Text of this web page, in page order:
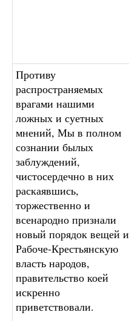
Противу
распространяемых
врагами нашими
ложных и суетных
мнений, Мы в полном
сознании былых
заблуждений,
чистосердечно в них
раскаявшись,
торжественно и
всенародно признали
новый порядок вещей и
Рабоче-Крестьянскую
власть народов,
правительство коей
искренно
приветствовали.